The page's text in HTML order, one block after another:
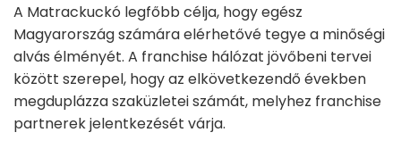
A Matrackuckó legfőbb célja, hogy egész
Magyarország számára elérhetővé tegye a minőségi
alvás élményét. A franchise hálózat jövőbeni tervei
között szerepel, hogy az elkövetkezendő években
megduplázza szaküzletei számát, melyhez franchise
partnerek jelentkezését várja.